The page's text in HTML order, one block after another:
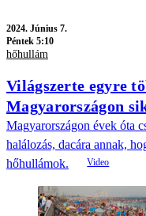
2024. Június 7.
Péntek 5:10
hőhullám
Világszerte egyre
Magyarországon
Magyarországon évek óta
halálozás, dacára annak,
hőhullámok.